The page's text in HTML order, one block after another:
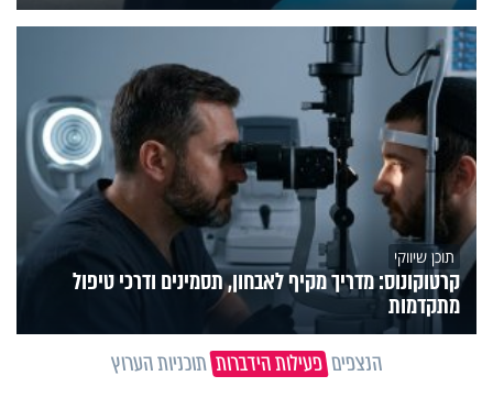
תוכן שיווקי
קרטוקונוס: מדריך מקיף לאבחון, תסמינים ודרכי טיפול
מתקדמות
הנצפים פעילות הידברות תוכניות הערוץ